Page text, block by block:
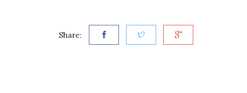
Share: